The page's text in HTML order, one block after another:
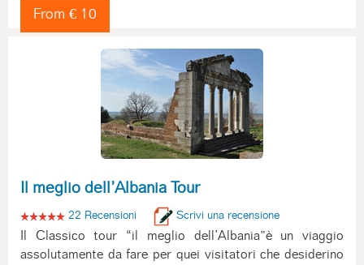
From € 10
Il meglio dell’Albania Tour
22 Recensioni Scrivi una recensione
Il Classico tour “il meglio dell’Albania”è un viaggio
assolutamente da fare per quei visitatori che desiderino